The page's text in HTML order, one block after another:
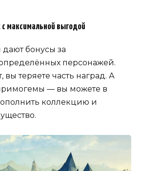
с максимальной выгодой
бонусы за
персонажей.
вы теряете часть наград. А
— вы можете в
коллекцию и